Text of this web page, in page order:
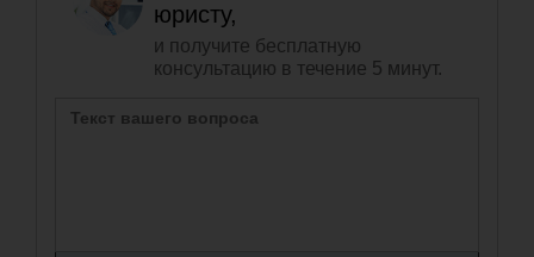
юристу,
и получите бесплатную
консультацию в течение 5 минут.